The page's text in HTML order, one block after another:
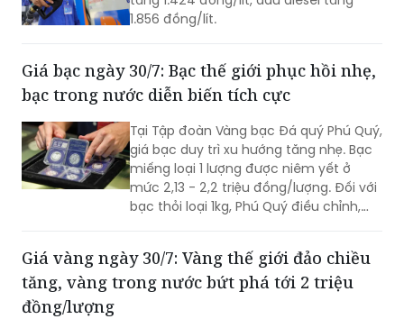
1.856 đồng/lít.
Giá bạc ngày 30/7: Bạc thế giới phục hồi nhẹ,
bạc trong nước diễn biến tích cực
Tại Tập đoàn Vàng bạc Đá quý Phú Quý,
giá bạc duy trì xu hướng tăng nhẹ. Bạc
miếng loại 1 lượng được niêm yết ở
mức 2,13 - 2,2 triệu đồng/lượng. Đối với
bạc thỏi loại 1kg, Phú Quý điều chỉnh,
Giá vàng ngày 30/7: Vàng thế giới đảo chiều
tăng, vàng trong nước bứt phá tới 2 triệu
đồng/lượng